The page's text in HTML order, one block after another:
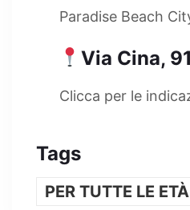
Paradise Beach
Via Cina, 91
Clicca per le
Tags
PER TUTTE LE ETÀ